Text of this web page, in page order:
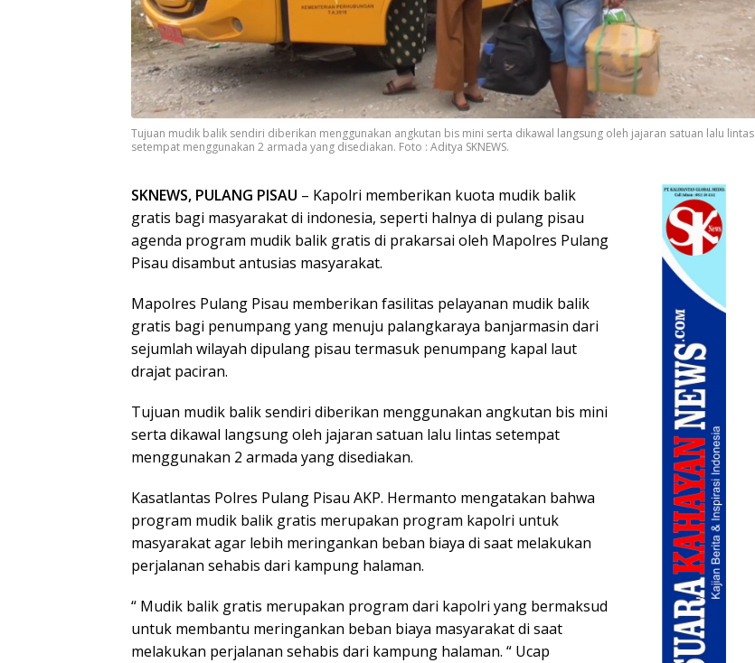
Tujuan mudik balik sendiri diberikan menggunakan angkutan bis mini serta dikawal langsung oleh jajaran satuan lalu lintas
setempat menggunakan 2 armada yang disediakan. Foto : Aditya SKNEWS.
SKNEWS, PULANG PISAU – Kapolri memberikan kuota mudik balik
gratis bagi masyarakat di indonesia, seperti halnya di pulang pisau
agenda program mudik balik gratis di prakarsai oleh Mapolres Pulang
Pisau disambut antusias masyarakat.
Mapolres Pulang Pisau memberikan fasilitas pelayanan mudik balik
gratis bagi penumpang yang menuju palangkaraya banjarmasin dari
sejumlah wilayah dipulang pisau termasuk penumpang kapal laut
drajat paciran.
Tujuan mudik balik sendiri diberikan menggunakan angkutan bis mini
serta dikawal langsung oleh jajaran satuan lalu lintas setempat
menggunakan 2 armada yang disediakan.
Kasatlantas Polres Pulang Pisau AKP. Hermanto mengatakan bahwa
program mudik balik gratis merupakan program kapolri untuk
masyarakat agar lebih meringankan beban biaya di saat melakukan
perjalanan sehabis dari kampung halaman.
“ Mudik balik gratis merupakan program dari kapolri yang bermaksud
untuk membantu meringankan beban biaya masyarakat di saat
melakukan perjalanan sehabis dari kampung halaman. “ Ucap